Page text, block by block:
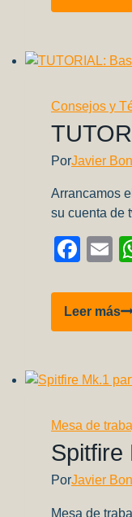
Consejos y
PorJavier
Arrancamos
su cuenta de
Leer más
Mesa de
Spitfire
PorJavier
Mesa de